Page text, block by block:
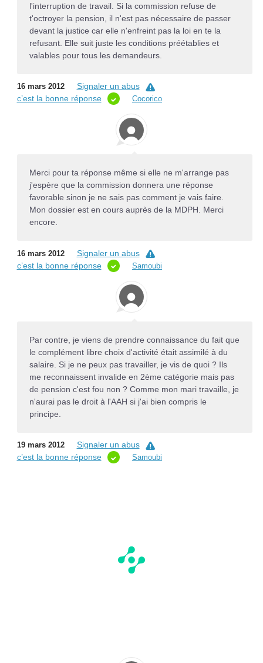
l'interruption de travail. Si la commission refuse de
t'octroyer la pension, il n'est pas nécessaire de passer
devant la justice car elle n'enfreint pas la loi en te la
refusant. Elle suit juste les conditions préétablies et
valables pour tous les demandeurs.
16 mars 2012
Signaler un abus
c’est la bonne réponse
Cocorico
Merci pour ta réponse même si elle ne m'arrange pas
j'espère que la commission donnera une réponse
favorable sinon je ne sais pas comment je vais faire.
Mon dossier est en cours auprès de la MDPH. Merci
encore.
16 mars 2012
Signaler un abus
c’est la bonne réponse
Samoubi
Par contre, je viens de prendre connaissance du fait que
le complément libre choix d'activité était assimilé à du
salaire. Si je ne peux pas travailler, je vis de quoi ? Ils
me reconnaissent invalide en 2ème catégorie mais pas
de pension c'est fou non ? Comme mon mari travaille, je
n'aurai pas le droit à l'AAH si j'ai bien compris le
principe.
19 mars 2012
Signaler un abus
c’est la bonne réponse
Samoubi